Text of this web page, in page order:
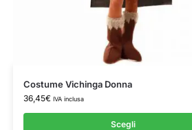
Costume Vichinga Donna
36,45€ IVA inclusa
Scegli